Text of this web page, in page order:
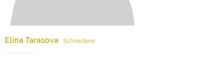
Elina Tarasova Schneiderei